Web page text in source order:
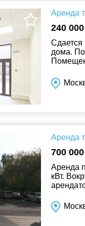
Аренда
240
Сдается
дома.
Аренда
700
Аренда
кВт.